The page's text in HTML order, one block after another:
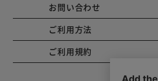
お問い合わせ
ご利用方法
ご利用規約